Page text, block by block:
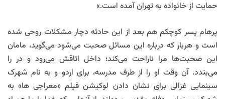
حمایت از خانواده به تهران آمده است.»
پرهام پسر کوچکم هم بعد از این حادثه دچار مشکلات روحی شده
است و هربار که درباره این مسائل صحبت می‌شود می‌گوید، مامان
این صحبت‌ها مرا ناراحت می‌کند؛ داخل اتاقش می‌رود و در را
می‌بندد. آن وقت او را از طرف مدرسه، برای اردو و به نام شهرک
سینمایی غزالی برای نشان دادن لوکیشن فیلم «معراجی ها» به